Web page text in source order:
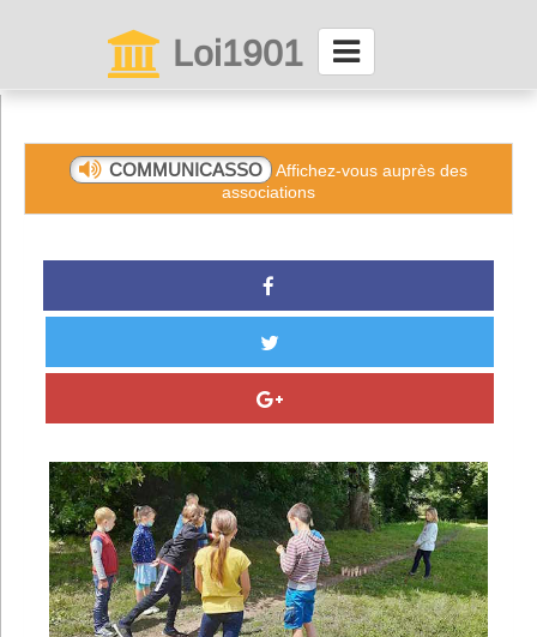
Loi1901
Connexion
Partager
VieAsso
Infos
Divers
COMMUNICASSO
Affichez-vous auprès des
associations